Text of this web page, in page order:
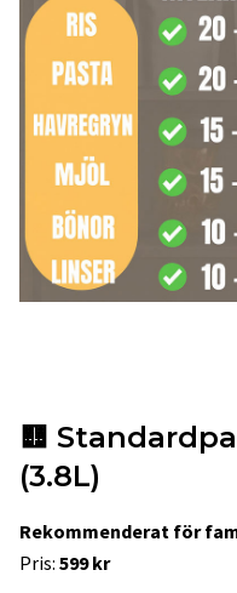
🟨
(3.8L)
Rekommenderat för
Pris: 599 kr